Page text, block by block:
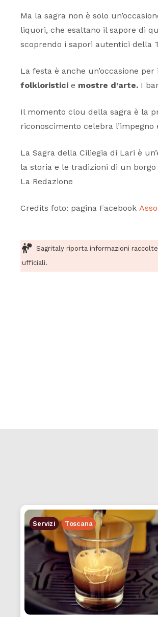
Ma la sagra non è solo
liquori, che esaltano il sapore di
scoprendo i sapori autentici della
La festa è anche un’occasione
folkloristici e mostre d’arte. I
Il momento clou della sagra è la
riconoscimento celebra
La Sagra della Ciliegia di Lari è
la storia e le tradizioni di un
La Redazione
Credits foto: pagina Facebook
Sagritaly riporta informazioni
ufficiali.
Servizi Toscana